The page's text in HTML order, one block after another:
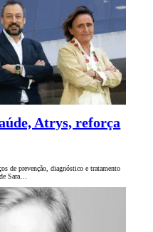
Atrys, reforça
de prevenção, diagnóstico e tratamento
Sara…